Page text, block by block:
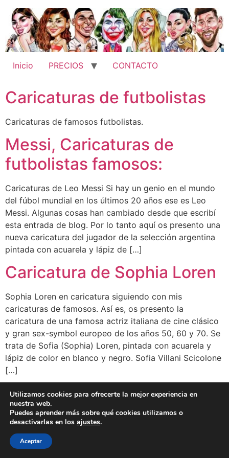
contenido
Inicio PRECIOS CONTACTO
Caricaturas de futbolistas
Caricaturas de famosos futbolistas.
Messi, Caricaturas de
futbolistas famosos:
Caricaturas de Leo Messi Si hay un genio en el mundo
del fúbol mundial en los últimos 20 años ese es Leo
Messi. Algunas cosas han cambiado desde que escribí
esta entrada de blog. Por lo tanto aquí os presento una
nueva caricatura del jugador de la selección argentina
pintada con acuarela y lápiz de […]
Caricatura de Sophia Loren
Sophia Loren en caricatura siguiendo con mis
caricaturas de famosos. Así es, os presento la
caricatura de una famosa actriz italiana de cine clásico
y gran sex-symbol europeo de los años 50, 60 y 70. Se
trata de Sofia (Sophia) Loren, pintada con acuarela y
lápiz de color en blanco y negro. Sofia Villani Scicolone
[…]
BLOG CLIENTES FAMOSOS
Utilizamos cookies para ofrecerte la mejor experiencia en
nuestra web.
Puedes aprender más sobre qué cookies utilizamos o
desactivarlas en los ajustes.
Aceptar